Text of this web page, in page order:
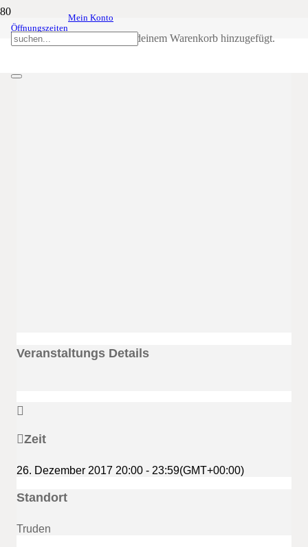
Öffnungszeiten
Mein Konto
wurde deinem Warenkorb hinzugefügt.
26Dez20:0023:59Stephansball der
Schützenkompanie Truden
Veranstaltungs Details
Zeit
26. Dezember 2017 20:00 - 23:59(GMT+00:00)
Standort
Truden